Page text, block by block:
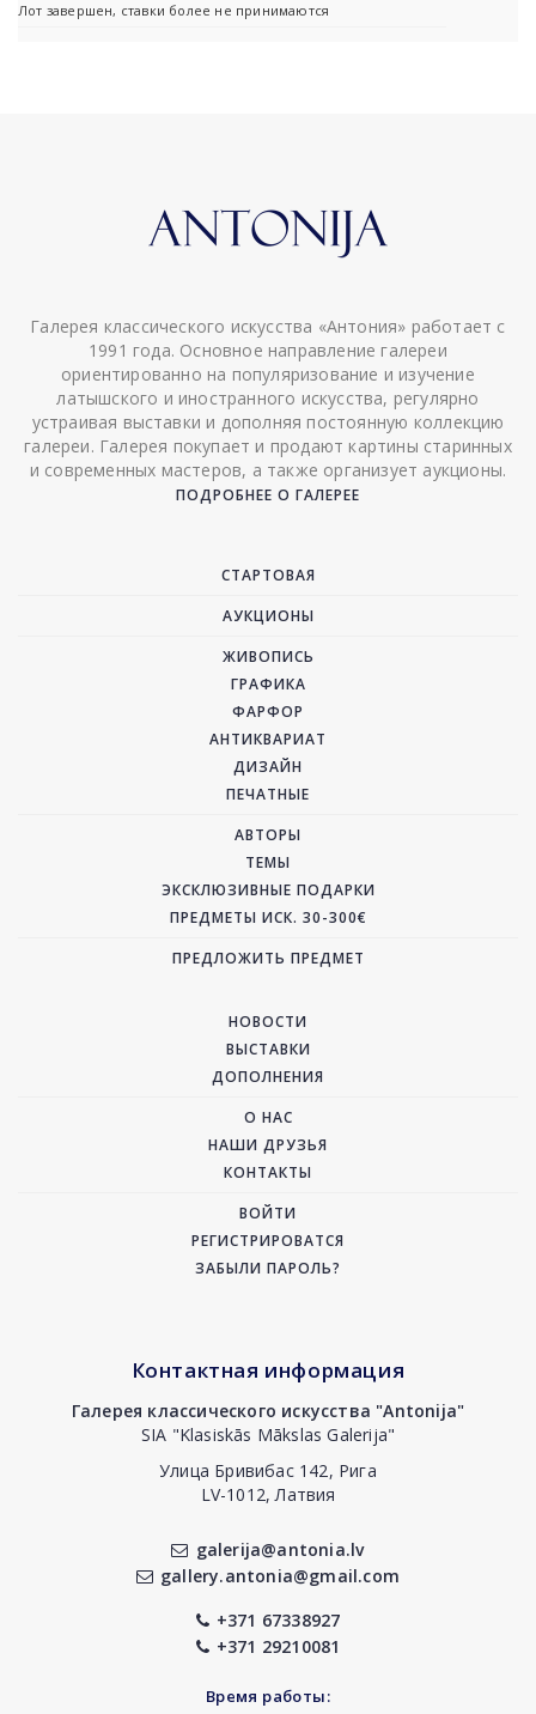
Лот завершен, ставки более не принимаются
Галерея классического искусства «Антония» работает с
1991 года. Основное направление галереи
ориентированно на популяризование и изучение
латышского и иностранного искусства, регулярно
устраивая выставки и дополняя постоянную коллекцию
галереи. Галерея покупает и продают картины старинных
и современных мастеров, а также организует аукционы.
ПОДРОБНЕЕ О ГАЛЕРЕЕ
СТАРТОВАЯ
АУКЦИОНЫ
ЖИВОПИСЬ
ГРАФИКА
ФАРФОР
АНТИКВАРИАТ
ДИЗАЙН
ПЕЧАТНЫЕ
АВТОРЫ
ТЕМЫ
ЭКСКЛЮЗИВНЫЕ ПОДАРКИ
ПРЕДМЕТЫ ИСК. 30-300€
ПРЕДЛОЖИТЬ ПРЕДМЕТ
НОВОСТИ
ВЫСТАВКИ
ДОПОЛНЕНИЯ
О НАС
НАШИ ДРУЗЬЯ
КОНТАКТЫ
ВОЙТИ
РЕГИСТРИРОВАТСЯ
ЗАБЫЛИ ПАРОЛЬ?
Контактная информация
Галерея классического искусства "Antonija"
SIA "Klasiskās Mākslas Galerija"
Улица Бривибас 142, Рига
LV-1012, Латвия
galerija@antonia.lv
gallery.antonia@gmail.com
+371 67338927
+371 29210081
Время работы: